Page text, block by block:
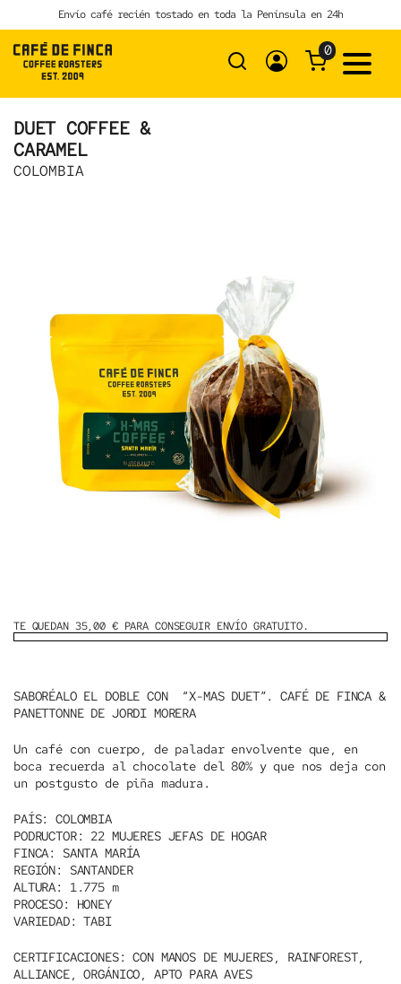
to
content
Envío café recién tostado en toda la Península en 24h
0
DUET COFFEE &
CARAMEL
COLOMBIA
TE QUEDAN 35,00 € PARA CONSEGUIR ENVÍO GRATUITO.
SABORÉALO EL DOBLE CON “X-MAS DUET”. CAFÉ DE FINCA &
PANETTONNE DE JORDI MORERA
Un café con cuerpo, de paladar envolvente que, en
boca recuerda al chocolate del 80% y que nos deja con
un postgusto de piña madura.
PAÍS:
COLOMBIA
PODRUCTOR:
22 MUJERES JEFAS DE HOGAR
FINCA:
SANTA MARÍA
REGIÓN:
SANTANDER
ALTURA:
1.775 m
PROCESO:
HONEY
VARIEDAD: TABI
CERTIFICACIONES: CON MANOS DE MUJERES, RAINFOREST,
ALLIANCE, ORGÁNICO, APTO PARA AVES